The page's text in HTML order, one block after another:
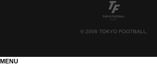
© 2006 TOKYO FOOTBALL.
MENU